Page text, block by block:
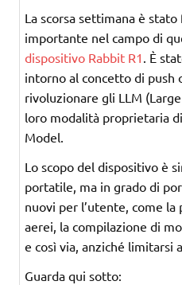
La scorsa settimana è
importante nel campo di
dispositivo Rabbit R1 . È
intorno al concetto di push
rivoluzionare gli LLM
loro modalità proprietaria
Model.
Lo scopo del dispositivo è
portatile, ma in grado di
nuovi per l’utente, come
aerei, la compilazione di
e così via, anziché limitarsi
Guarda qui sotto: